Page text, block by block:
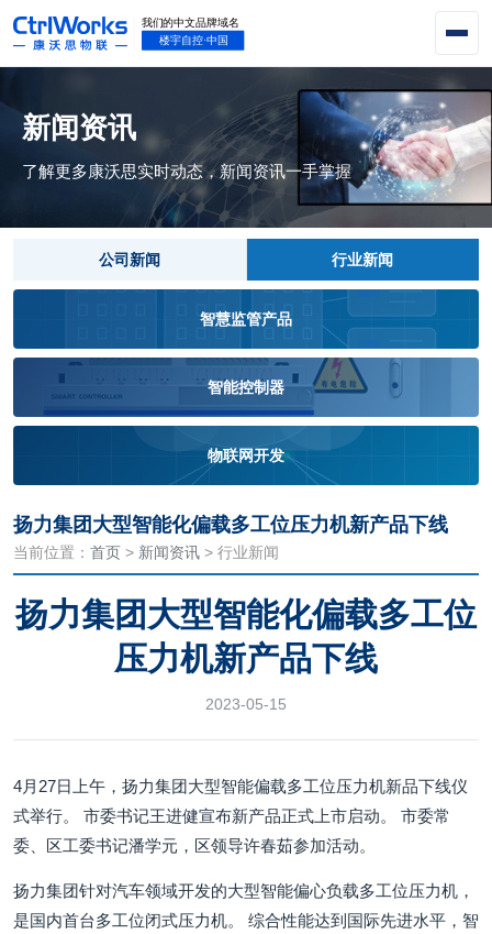
新闻资讯
了解更多康沃思实时动态，新闻资讯一手掌握
公司新闻 行业新闻
智慧监管产品
智能控制器
物联网开发
扬力集团大型智能化偏载多工位压力机新产品下线
当前位置： 首页 > 新闻资讯 > 行业新闻
扬力集团大型智能化偏载多工位
压力机新产品下线
2023-05-15
4月27日上午，扬力集团大型智能偏载多工位压力机新品下线仪
式举行。 市委书记王进健宣布新产品正式上市启动。 市委常
委、区工委书记潘学元，区领导许春茹参加活动。
扬力集团针对汽车领域开发的大型智能偏心负载多工位压力机，
是国内首台多工位闭式压力机。 综合性能达到国际先进水平，智